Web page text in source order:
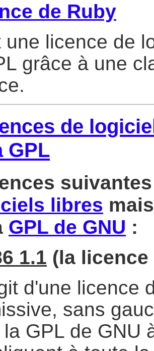
de Ruby
une licence de
grâce à une
de
GPL
libres
GPL de GNU :
1.1 (la licence
d'une licence
sans
GPL de GNU